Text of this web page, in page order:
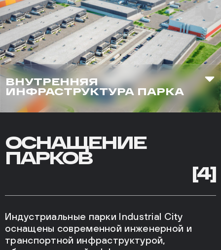
ВНУТРЕННЯЯ
ИНФРАСТРУКТУРА ПАРКА
ОСНАЩЕНИЕ
ПАРКОВ
[4]
Индустриальные парки Industrial City
оснащены современной инженерной и
транспортной инфраструктурой,